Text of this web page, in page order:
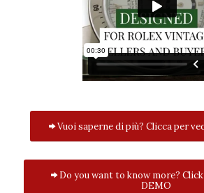
Vuoi saperne di più? Clicca per
Do you want to know more?
DEMO